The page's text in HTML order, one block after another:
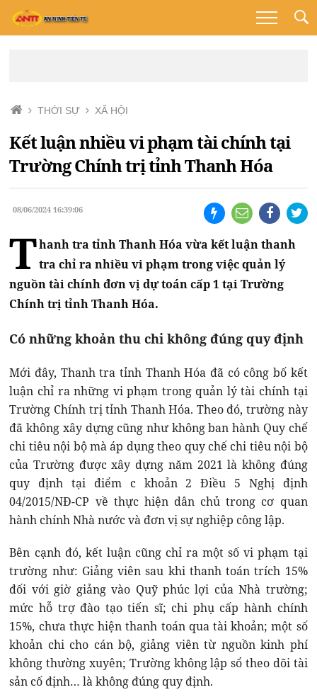
THỜI SỰ XÃ HỘI
Kết luận nhiều vi phạm tài chính tại
Trường Chính trị tỉnh Thanh Hóa
08/06/2024 16:39:06
Thanh tra tỉnh Thanh Hóa vừa kết luận thanh
tra chỉ ra nhiều vi phạm trong việc quản lý
nguồn tài chính đơn vị dự toán cấp 1 tại Trường
Chính trị tỉnh Thanh Hóa.
Có những khoản thu chi không đúng quy định
Mới đây, Thanh tra tỉnh Thanh Hóa đã có công bố kết
luận chỉ ra những vi phạm trong quản lý tài chính tại
Trường Chính trị tỉnh Thanh Hóa. Theo đó, trường này
đã không xây dựng cũng như không ban hành Quy chế
chi tiêu nội bộ mà áp dụng theo quy chế chi tiêu nội bộ
của Trường được xây dựng năm 2021 là không đúng
quy định tại điểm c khoản 2 Điều 5 Nghị định
04/2015/NĐ-CP về thực hiện dân chủ trong cơ quan
hành chính Nhà nước và đơn vị sự nghiệp công lập.
Bên cạnh đó, kết luận cũng chỉ ra một số vi phạm tại
trường như: Giảng viên sau khi thanh toán trích 15%
đối với giờ giảng vào Quỹ phúc lợi của Nhà trường;
mức hỗ trợ đào tạo tiến sĩ; chi phụ cấp hành chính
15%, chưa thực hiện thanh toán qua tài khoản; một số
khoản chi cho cán bộ, giảng viên từ nguồn kinh phí
không thường xuyên; Trường không lập sổ theo dõi tài
sản cố định… là không đúng quy định.